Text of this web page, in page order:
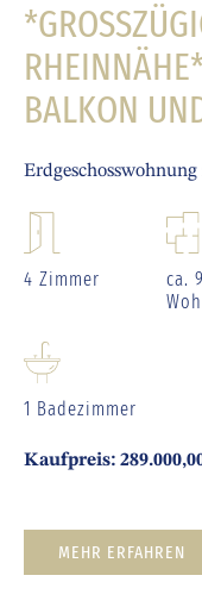
HEINNÄHE*
ALKON
4 Zimmer
ca.
1 Badezimmer
Kaufpreis:
MEHR ERFAHREN